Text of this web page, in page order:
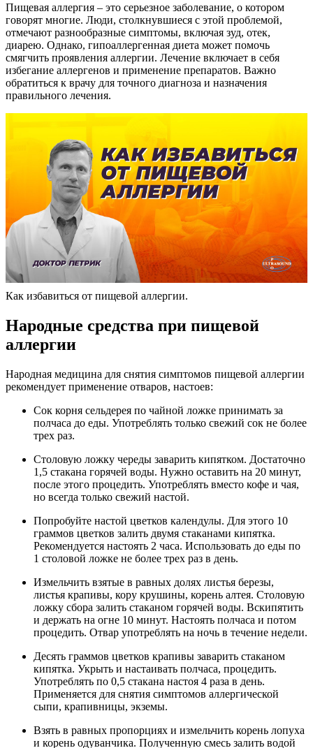
Пищевая аллергия – это серьезное заболевание, о котором
говорят многие. Люди, столкнувшиеся с этой проблемой,
отмечают разнообразные симптомы, включая зуд, отек,
диарею. Однако, гипоаллергенная диета может помочь
смягчить проявления аллергии. Лечение включает в себя
избегание аллергенов и применение препаратов. Важно
обратиться к врачу для точного диагноза и назначения
правильного лечения.
Как избавиться от пищевой аллергии.
Народные средства при пищевой
аллергии
Народная медицина для снятия симптомов пищевой аллергии
рекомендует применение отваров, настоев:
Сок корня сельдерея по чайной ложке принимать за
полчаса до еды. Употреблять только свежий сок не более
трех раз.
Столовую ложку череды заварить кипятком. Достаточно
1,5 стакана горячей воды. Нужно оставить на 20 минут,
после этого процедить. Употреблять вместо кофе и чая,
но всегда только свежий настой.
Попробуйте настой цветков календулы. Для этого 10
граммов цветков залить двумя стаканами кипятка.
Рекомендуется настоять 2 часа. Использовать до еды по
1 столовой ложке не более трех раз в день.
Измельчить взятые в равных долях листья березы,
листья крапивы, кору крушины, корень алтея. Столовую
ложку сбора залить стаканом горячей воды. Вскипятить
и держать на огне 10 минут. Настоять полчаса и потом
процедить. Отвар употреблять на ночь в течение недели.
Десять граммов цветков крапивы заварить стаканом
кипятка. Укрыть и настаивать полчаса, процедить.
Употреблять по 0,5 стакана настоя 4 раза в день.
Применяется для снятия симптомов аллергической
сыпи, крапивницы, экземы.
Взять в равных пропорциях и измельчить корень лопуха
и корень одуванчика. Полученную смесь залить водой